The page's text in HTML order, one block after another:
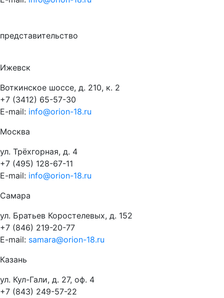
представительство
Ижевск
Воткинское шоссе, д. 210, к. 2
+7 (3412) 65-57-30
E-mail: info@orion-18.ru
Москва
ул. Трёхгорная, д. 4
+7 (495) 128-67-11
E-mail: info@orion-18.ru
Самара
ул. Братьев Коростелевых, д. 152
+7 (846) 219-20-77
E-mail: samara@orion-18.ru
Казань
ул. Кул-Гали, д. 27, оф. 4
+7 (843) 249-57-22